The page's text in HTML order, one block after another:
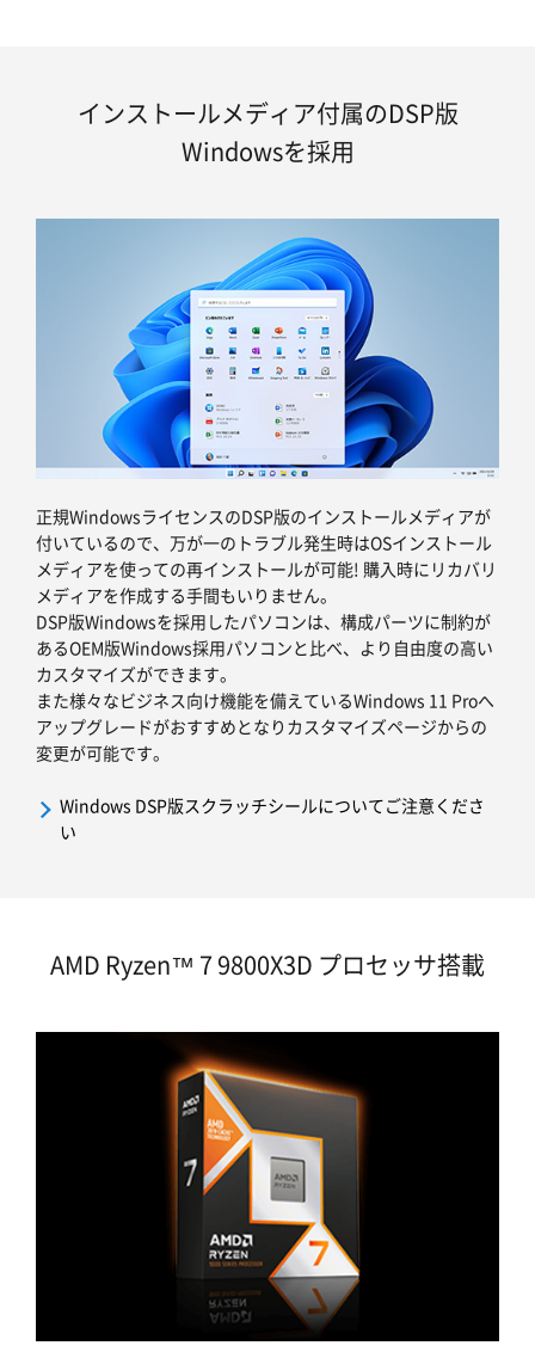
インストールメディア付属のDSP版
Windowsを採用
正規WindowsライセンスのDSP版のインストールメディアが
付いているので、万が一のトラブル発生時はOSインストール
メディアを使っての再インストールが可能! 購入時にリカバリ
メディアを作成する手間もいりません。
DSP版Windowsを採用したパソコンは、構成パーツに制約が
あるOEM版Windows採用パソコンと比べ、より自由度の高い
カスタマイズができます。
また様々なビジネス向け機能を備えているWindows 11 Proへ
アップグレードがおすすめとなりカスタマイズページからの
変更が可能です。
Windows DSP版スクラッチシールについてご注意くださ
い
AMD Ryzen™ 7 9800X3D プロセッサ搭載